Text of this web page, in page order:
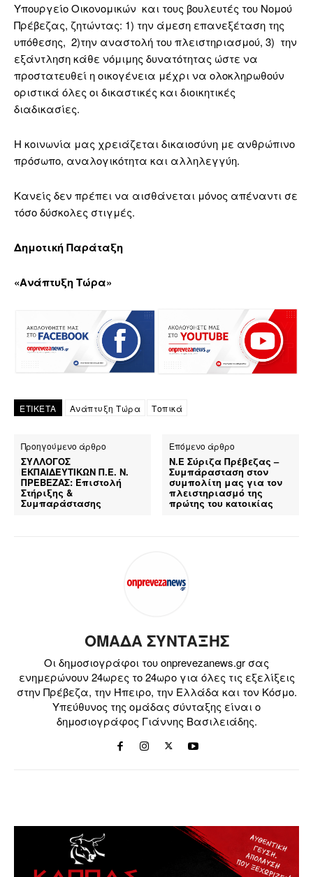
Υπουργείο Οικονομικών και τους βουλευτές του Νομού
Πρέβεζας, ζητώντας: 1) την άμεση επανεξέταση της
υπόθεσης, 2)την αναστολή του πλειστηριασμού, 3) την
εξάντληση κάθε νόμιμης δυνατότητας ώστε να
προστατευθεί η οικογένεια μέχρι να ολοκληρωθούν
οριστικά όλες οι δικαστικές και διοικητικές
διαδικασίες.
Η κοινωνία μας χρειάζεται δικαιοσύνη με ανθρώπινο
πρόσωπο, αναλογικότητα και αλληλεγγύη.
Κανείς δεν πρέπει να αισθάνεται μόνος απέναντι σε
τόσο δύσκολες στιγμές.
Δημοτική Παράταξη
«Ανάπτυξη Τώρα»
ΕΤΙΚΕΤΑ Ανάπτυξη Τώρα Τοπικά
Προηγούμενο άρθρο
ΣΥΛΛΟΓΟΣ
ΕΚΠΑΙΔΕΥΤΙΚΩΝ Π.Ε. Ν.
ΠΡΕΒΕΖΑΣ: Επιστολή
Στήριξης &
Συμπαράστασης
Επόμενο άρθρο
Ν.Ε Σύριζα Πρέβεζας –
Συμπάρασταση στον
συμπολίτη μας για τον
πλειστηριασμό της
πρώτης του κατοικίας
ΟΜΑΔΑ ΣΥΝΤΑΞΗΣ
Οι δημοσιογράφοι του onprevezanews.gr σας
ενημερώνουν 24ωρες το 24ωρο για όλες τις εξελίξεις
στην Πρέβεζα, την Ήπειρο, την Ελλάδα και τον Κόσμο.
Υπεύθυνος της ομάδας σύνταξης είναι ο
δημοσιογράφος Γιάννης Βασιλειάδης.